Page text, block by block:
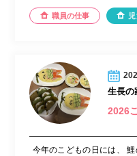
職員の仕事
生長の
2026
今年のこどもの日には、